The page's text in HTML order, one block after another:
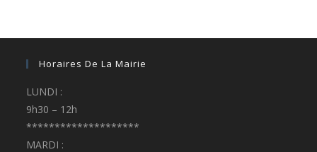
Horaires De La Mairie
LUNDI :
9h30 – 12h
********************
MARDI :